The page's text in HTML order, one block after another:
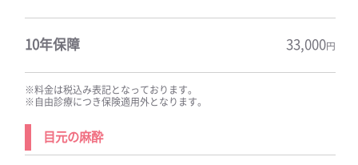
10年保障 33,000円
※料金は税込み表記となっております。
※自由診療につき保険適用外となります。
目元の麻酔